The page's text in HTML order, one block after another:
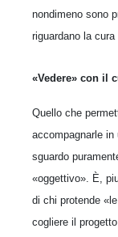
nondimeno sono
riguardano la
«Vedere» con il
Quello che
accompagnarle in
sguardo
«oggettivo». È,
di chi protende
cogliere il